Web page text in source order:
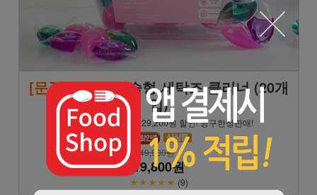
[문꼼꼼]BAS 캡슐형 세탁조 클리너 (20개
입)
★8/9 일요일까지만! 29,200원 할인! 공구한정판매!
49,000원
19,800원
★★★★★ (9)